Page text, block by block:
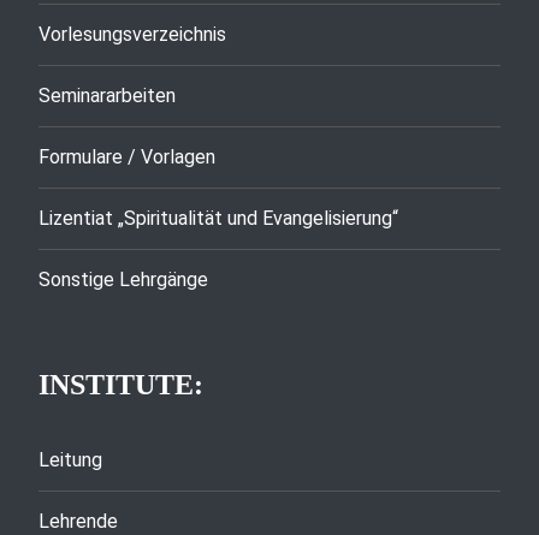
Vorlesungsverzeichnis
Seminararbeiten
Formulare / Vorlagen
Lizentiat „Spiritualität und Evangelisierung“
Sonstige Lehrgänge
INSTITUTE:
Leitung
Lehrende